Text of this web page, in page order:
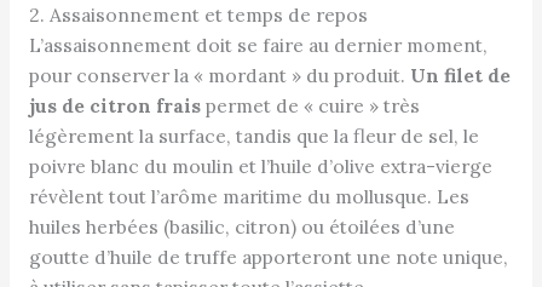
2. Assaisonnement et temps de repos
L’assaisonnement doit se faire au dernier moment,
pour conserver la « mordant » du produit. Un filet de
jus de citron fraispermet de « cuire » très
légèrement la surface, tandis que la fleur de sel, le
poivre blanc du moulin et l’huile d’olive extra-vierge
révèlent tout l’arôme maritime du mollusque. Les
huiles herbées (basilic, citron) ou étoilées d’une
goutte d’huile de truffe apporteront une note unique,